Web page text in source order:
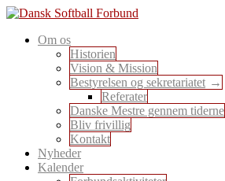
Skip
content
Dansk Softball Forbund
En sport for alle
Om os
Historien
Vision & Mission
Bestyrelsen og sekretariatet
Referater
Danske Mestre gennem tiderne
Bliv frivillig
Kontakt
Nyheder
Kalender